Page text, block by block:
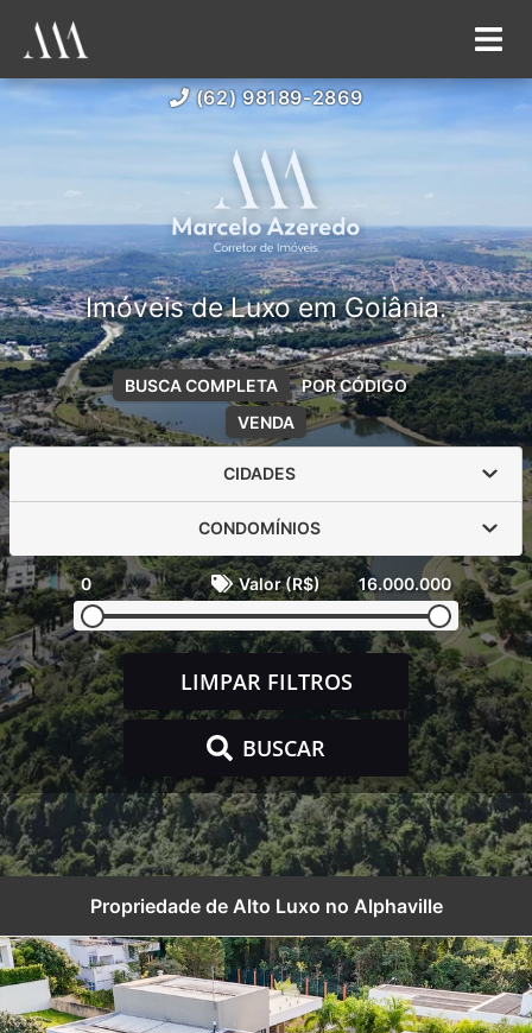
(62) 98189-2869
Imóveis de Luxo em Goiânia.
VENDA
BUSCA COMPLETA POR CÓDIGO
CIDADES
CONDOMÍNIOS
0 Valor (R$) 16.000.000
LIMPAR FILTROS
BUSCAR
Propriedade de Alto Luxo no Alphaville